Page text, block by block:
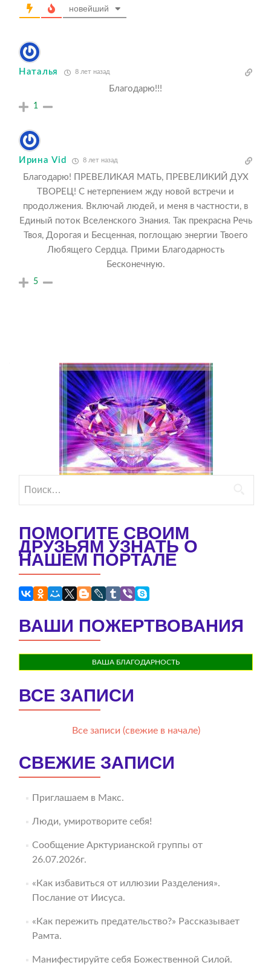
новейший
Наталья 8 лет назад
Благодарю!!!
1
Ирина Vid 8 лет назад
Благодарю! ПРЕВЕЛИКАЯ МАТЬ, ПРЕВЕЛИКИЙ ДУХ
ТВОРЕЦ! С нетерпением жду новой встречи и
продолжения. Включай людей, и меня в частности, в
Единый поток Вселенского Знания. Так прекрасна Речь
Твоя, Дорогая и Бесценная, поглощаю энергии Твоего
Любящего Сердца. Прими Благодарность
Бесконечную.
5
ПОМОГИТЕ СВОИМ
ДРУЗЬЯМ УЗНАТЬ О
НАШЕМ ПОРТАЛЕ
ВАШИ ПОЖЕРТВОВАНИЯ
ВАША БЛАГОДАРНОСТЬ
ВСЕ ЗАПИСИ
Все записи (свежие в начале)
СВЕЖИЕ ЗАПИСИ
Приглашаем в Макс.
Люди, умиротворите себя!
Сообщение Арктурианской группы от
26.07.2026г.
«Как избавиться от иллюзии Разделения».
Послание от Иисуса.
«Как пережить предательство?» Рассказывает
Рамта.
Манифестируйте себя Божественной Силой.